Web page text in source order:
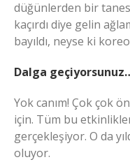
düğünlerden bir
kaçırdı diye gelin
bayıldı, neyse ki
Dalga
Yok canım! Çok çok
için. Tüm bu
gerçekleşiyor. O da
oluyor.